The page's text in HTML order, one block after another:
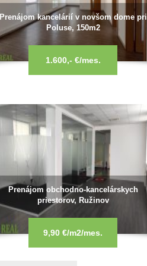
Prenájom kancelárií v novšom dome pri
Poluse, 150m2
1.600,- €/mes.
Prenájom obchodno-kancelárskych
priestorov, Ružinov
9,90 €/m2/mes.